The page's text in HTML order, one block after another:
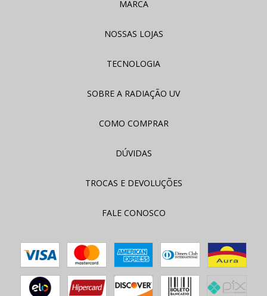
MARCA
NOSSAS LOJAS
TECNOLOGIA
SOBRE A RADIAÇÃO UV
COMO COMPRAR
DÚVIDAS
TROCAS E DEVOLUÇÕES
FALE CONOSCO